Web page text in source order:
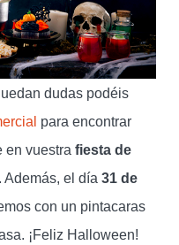
dudas podéis
para encontrar
en vuestra fiesta de
Además, el día 31 de
con un pintacaras
¡Feliz Halloween!